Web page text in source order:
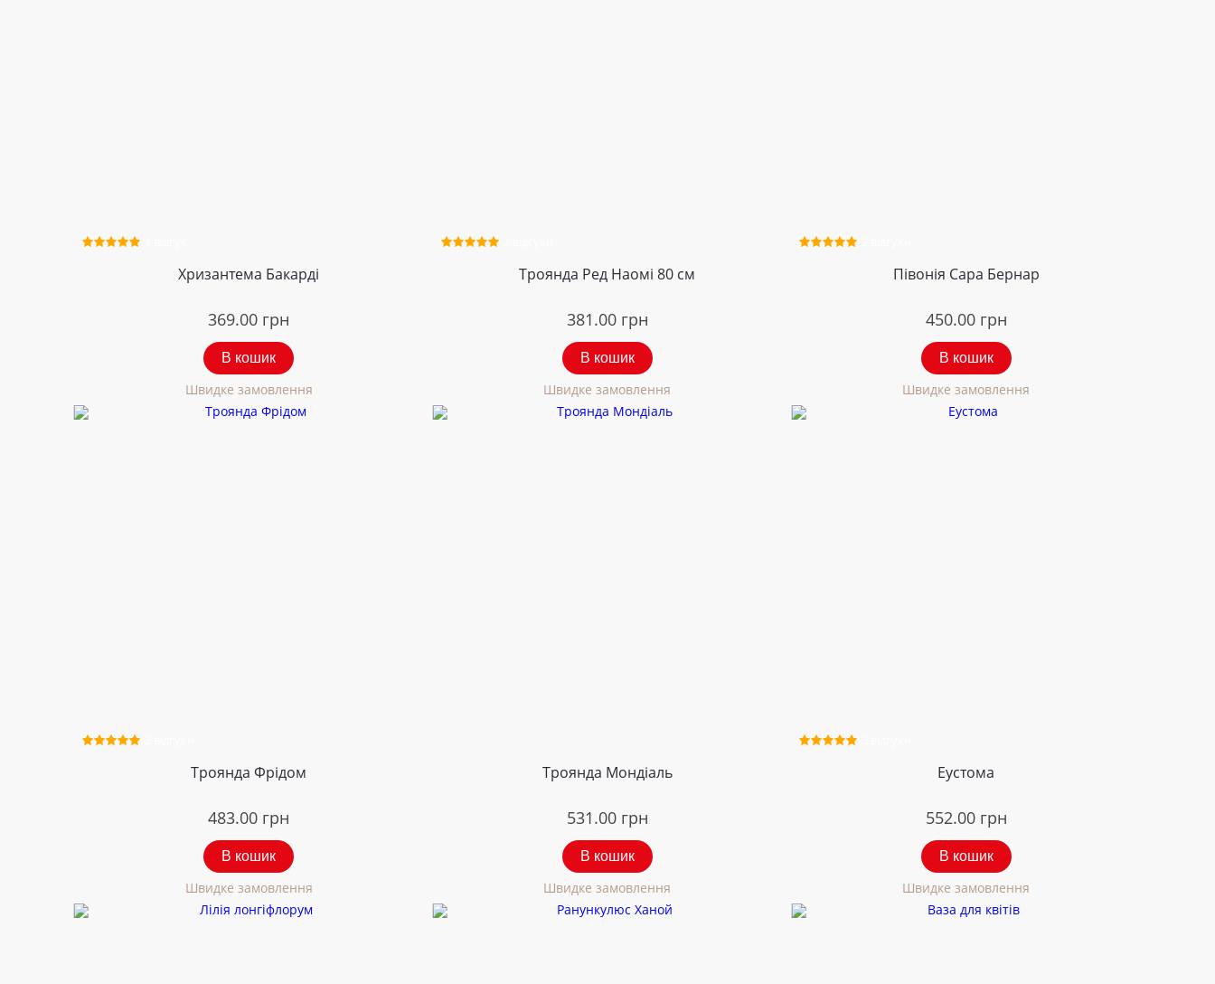
Хризантема Бакарді
369.00 грн
В кошик
Швидке замовлення
Троянда Ред Наомі 80 см
381.00 грн
В кошик
Швидке замовлення
Півонія Сара Бернар
450.00 грн
В кошик
Швидке замовлення
Троянда Фрідом
483.00 грн
В кошик
Швидке замовлення
Троянда Мондіаль
531.00 грн
В кошик
Швидке замовлення
Еустома
552.00 грн
В кошик
Швидке замовлення